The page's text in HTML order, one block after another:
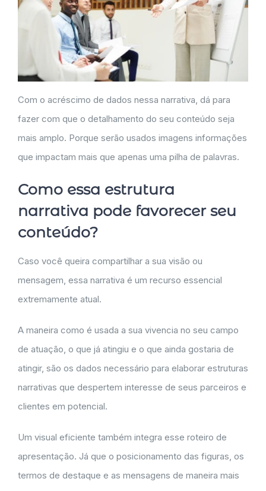
Com o acréscimo de dados nessa narrativa, dá para
fazer com que o detalhamento do seu conteúdo seja
mais amplo. Porque serão usados imagens informações
que impactam mais que apenas uma pilha de palavras.
Como essa estrutura
narrativa pode favorecer seu
conteúdo?
Caso você queira compartilhar a sua visão ou
mensagem, essa narrativa é um recurso essencial
extremamente atual.
A maneira como é usada a sua vivencia no seu campo
de atuação, o que já atingiu e o que ainda gostaria de
atingir, são os dados necessário para elaborar estruturas
narrativas que despertem interesse de seus parceiros e
clientes em potencial.
Um visual eficiente também integra esse roteiro de
apresentação. Já que o posicionamento das figuras, os
termos de destaque e as mensagens de maneira mais